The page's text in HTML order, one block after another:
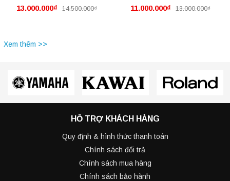
13.000.000₫ 14.500.000₫ 11.000.000₫ 13.000.000₫
Xem thêm >>
HỖ TRỢ KHÁCH HÀNG
Quy định & hình thức thanh toán
Chính sách đổi trả
Chính sách mua hàng
Chính sách bảo hành